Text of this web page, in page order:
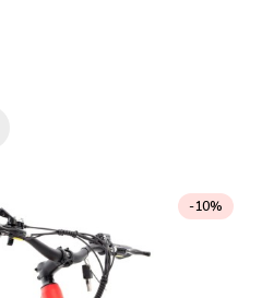
-10%